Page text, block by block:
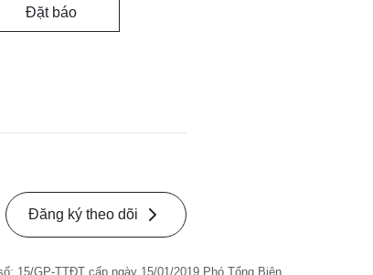
Đặt báo
Đăng ký theo dõi
15/GP-TTĐT cấp ngày 15/01/2019 Phó Tổng Biên